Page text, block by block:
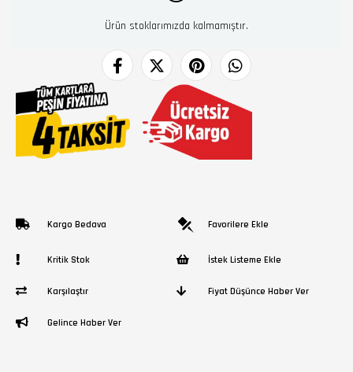
Ürün stoklarımızda kalmamıştır.
Kargo Bedava Favorilere Ekle
Kritik Stok İstek Listeme Ekle
Karşılaştır Fiyat Düşünce Haber Ver
Gelince Haber Ver